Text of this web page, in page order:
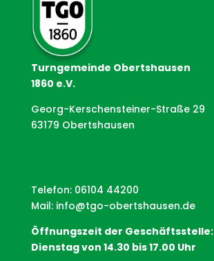
Turngemeinde Obertshausen
1860 e.V.
Georg-Kerschensteiner-Straße 29
63179 Obertshausen
Telefon: 06104 44200
Mail: info@tgo-obertshausen.de
Öffnungszeit der Geschäftsstelle:
Dienstag von 14.30 bis 17.00 Uhr